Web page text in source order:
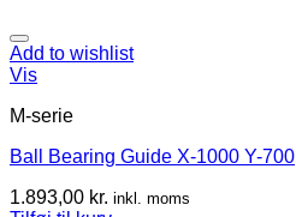
Add to wishlist
Vis
M-serie
Ball Bearing Guide X-1000 Y-700
1.893,00 kr. inkl. moms